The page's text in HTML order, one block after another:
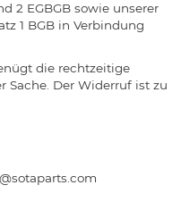
2 EGBGB sowie unserer
1 BGB in Verbindung
die rechtzeitige
Sache. Der Widerruf ist zu